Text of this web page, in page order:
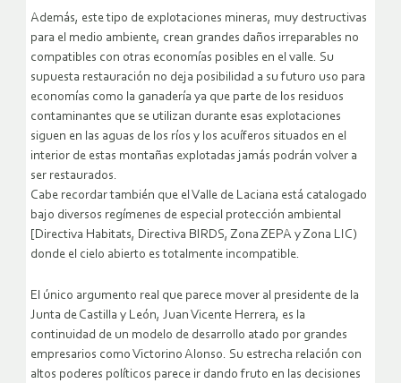
Además, este tipo de explotaciones mineras, muy destructivas
para el medio ambiente, crean grandes daños irreparables no
compatibles con otras economías posibles en el valle. Su
supuesta restauración no deja posibilidad a su futuro uso para
economías como la ganadería ya que parte de los residuos
contaminantes que se utilizan durante esas explotaciones
siguen en las aguas de los ríos y los acuíferos situados en el
interior de estas montañas explotadas jamás podrán volver a
ser restaurados.
Cabe recordar también que el Valle de Laciana está catalogado
bajo diversos regímenes de especial protección ambiental
[Directiva Habitats, Directiva BIRDS, Zona ZEPA y Zona LIC)
donde el cielo abierto es totalmente incompatible.
El único argumento real que parece mover al presidente de la
Junta de Castilla y León, Juan Vicente Herrera, es la
continuidad de un modelo de desarrollo atado por grandes
empresarios como Victorino Alonso. Su estrecha relación con
altos poderes políticos parece ir dando fruto en las decisiones